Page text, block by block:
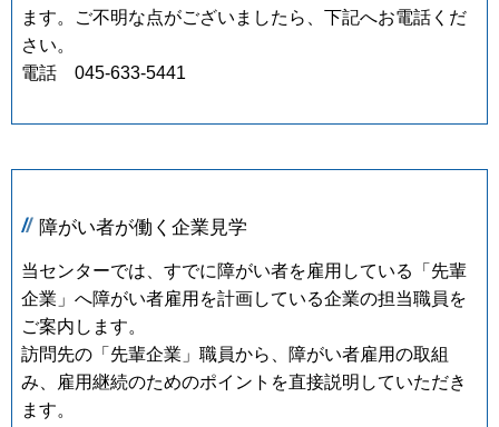
ます。ご不明な点がございましたら、下記へお電話くだ
さい。
電話 045-633-5441
障がい者が働く企業見学
当センターでは、すでに障がい者を雇用している「先輩
企業」へ障がい者雇用を計画している企業の担当職員を
ご案内します。
訪問先の「先輩企業」職員から、障がい者雇用の取組
み、雇用継続のためのポイントを直接説明していただき
ます。